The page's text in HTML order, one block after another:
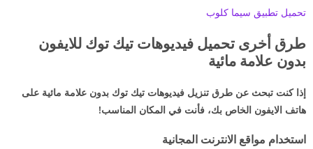
تحميل تطبيق سيما كلوب
طرق أخرى تحميل فيديوهات تيك توك للايفون
بدون علامة مائية
إذا كنت تبحث عن طرق تنزيل فيديوهات تيك توك بدون علامة مائية على
هاتف الايفون الخاص بك، فأنت في المكان المناسب!
استخدام مواقع الانترنت المجانية